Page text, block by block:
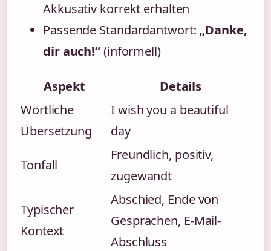
Akkusativ korrekt erhalten
Passende Standardantwort: „Danke,
dir auch!”(informell)
Aspekt
Details
Wörtliche
Übersetzung
I wish you a beautiful
day
Tonfall
Freundlich, positiv,
zugewandt
Typischer
Kontext
Abschied, Ende von
Gesprächen, E-Mail-
Abschluss